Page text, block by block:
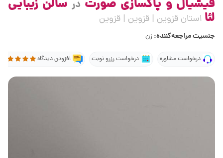
فیشیال و پاکسازی صورت در سالن زیبایی
لئا استان قزوین | قزوین | قزوین
جنسیت مراجعه‌کننده: زن
درخواست مشاوره درخواست رزرو نوبت افزودن دیدگاه